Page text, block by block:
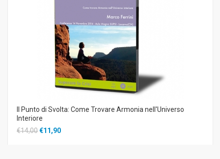
Il Punto di Svolta: Come Trovare Armonia nell'Universo
Interiore
€14,00€11,90